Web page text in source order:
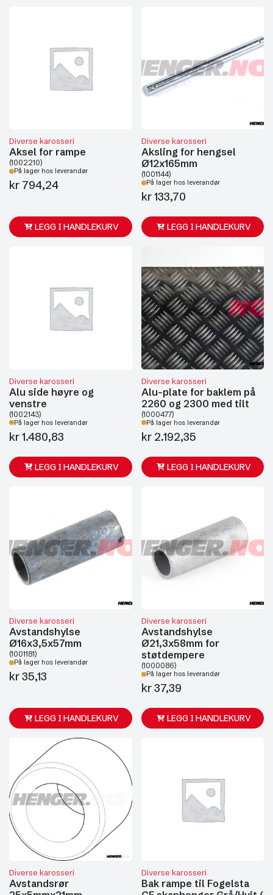
Diverse karosseri
Aksel for rampe
(1002210)
På lager hos leverandør
kr 794,24
LEGG I HANDLEKURV
Diverse karosseri
Aksling for hengsel
Ø12x165mm
(1001144)
På lager hos leverandør
kr133,70
LEGG I HANDLEKURV
Diverse karosseri
Alu side høyre og
venstre
(1002143)
På lager hos leverandør
kr1.480,83
LEGG I HANDLEKURV
Diverse karosseri
Alu-plate for baklem på
2260 og 2300 med tilt
(1000477)
På lager hos leverandør
kr2.192,35
LEGG I HANDLEKURV
Diverse karosseri
Avstandshylse
Ø16x3,5x57mm
(1001181)
På lager hos leverandør
kr35,13
LEGG I HANDLEKURV
Diverse karosseri
Avstandshylse
Ø21,3x58mm for
støtdempere
(1000086)
På lager hos leverandør
kr37,39
LEGG I HANDLEKURV
Diverse karosseri
Avstandsrør
Diverse karosseri
Bak rampe til Fogelsta